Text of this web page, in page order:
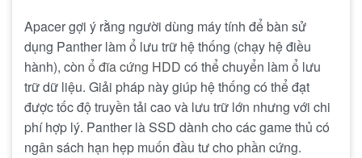
Apacer gợi ý rằng người dùng máy tính để bàn sử
dụng Panther làm ổ lưu trữ hệ thống (chạy hệ điều
hành), còn ổ đĩa cứng HDD có thể chuyển làm ổ lưu
trữ dữ liệu. Giải pháp này giúp hệ thống có thể đạt
được tốc độ truyền tải cao và lưu trữ lớn nhưng với chi
phí hợp lý. Panther là SSD dành cho các game thủ có
ngân sách hạn hẹp muốn đầu tư cho phần cứng.